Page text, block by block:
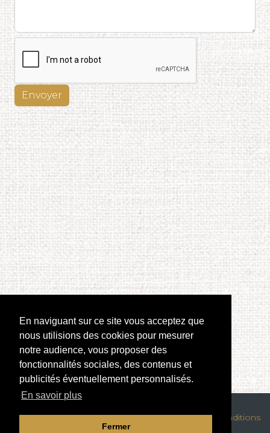
En naviguant sur ce site vous acceptez que
nous utilisions des cookies pour mesurer
notre audience, vous proposer des
fonctionnalités sociales, des contenus et
publicités éventuellement personnalisés.
En savoir plus
Fermer
Envoyer
Mentions légales|Confidentialité des données|
Conditions
générales de location